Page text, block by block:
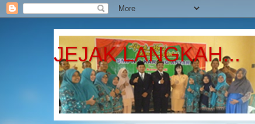
JEJAK LANGKAH...